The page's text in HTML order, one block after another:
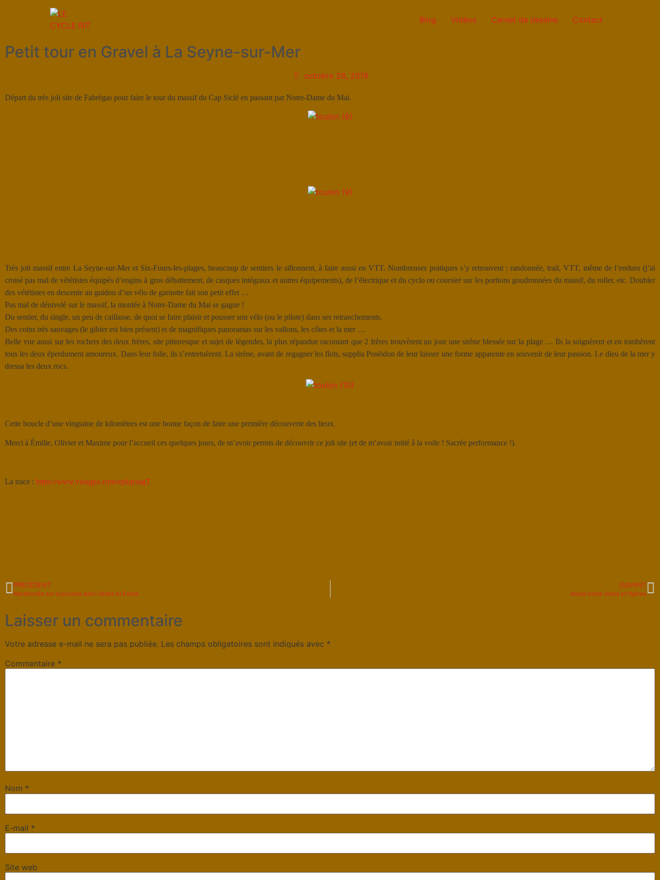
Blog Vidéos Carnet de dessins Contact
Petit tour en Gravel à La Seyne-sur-Mer
octobre 28, 2019
Départ du très joli site de Fabrégas pour faire le tour du massif du Cap Sicié en passant par Notre-Dame du Mai.
Très joli massif entre La Seyne-sur-Mer et Six-Fours-les-plages, beaucoup de sentiers le sillonnent, à faire aussi en VTT. Nombreuses pratiques s’y retrouvent : randonnée, trail, VTT, même de l’enduro (j’ai
croisé pas mal de vététistes équipés d’engins à gros débattement, de casques intégraux et autres équipements), de l’électrique et du cyclo ou coursier sur les portions goudronnées du massif, du roller, etc. Doubler
des vététistes en descente au guidon d’un vélo de garnotte fait son petit effet …
Pas mal de dénivelé sur le massif, la montée à Notre-Dame du Mai se gagne !
Du sentier, du single, un peu de caillasse, de quoi se faire plaisir et pousser son vélo (ou le pilote) dans ses retranchements.
Des coins très sauvages (le gibier est bien présent) et de magnifiques panoramas sur les vallons, les côtes et la mer …
Belle vue aussi sur les rochers des deux frères, site pittoresque et sujet de légendes, la plus répandue racontant que 2 frères trouvèrent un jour une sirène blessée sur la plage … Ils la soignèrent et en tombèrent
tous les deux éperdument amoureux. Dans leur folie, ils s’entretuèrent. La sirène, avant de regagner les flots, supplia Poséidon de leur laisser une forme apparente en souvenir de leur passion. Le dieu de la mer y
dressa les deux rocs.
Cette boucle d’une vingtaine de kilomètres est une bonne façon de faire une première découverte des lieux.
Merci à Émilie, Olivier et Maxime pour l’accueil ces quelques jours, de m’avoir permis de découvrir ce joli site (et de m’avoir initié à la voile ! Sacrée performance !).
La trace : https://www.visugpx.com/eplujcuigT
PRÉCÉDENT
Randonnée sur la journée avec Cédric et Émilie
SUIVANT
Gravel entre Giens et Hyères
Laisser un commentaire
Votre adresse e-mail ne sera pas publiée. Les champs obligatoires sont indiqués avec *
Commentaire *
Nom *
E-mail *
Site web